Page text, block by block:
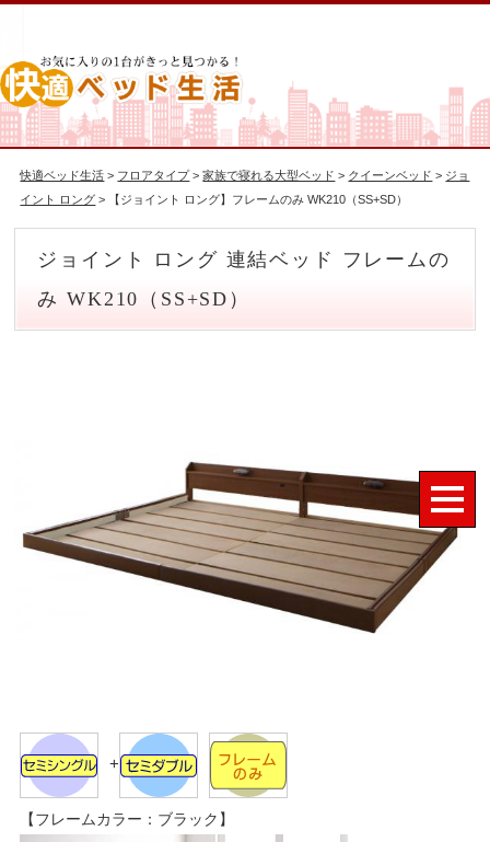
快適ベッド生活 > フロアタイプ >家族で寝れる大型ベッド > クイーンベッド > ジョ
イント ロング > 【ジョイント ロング】フレームのみ WK210（SS+SD）
ジョイント ロング 連結ベッド フレームの
み WK210（SS+SD）
+
【フレームカラー：ブラック】